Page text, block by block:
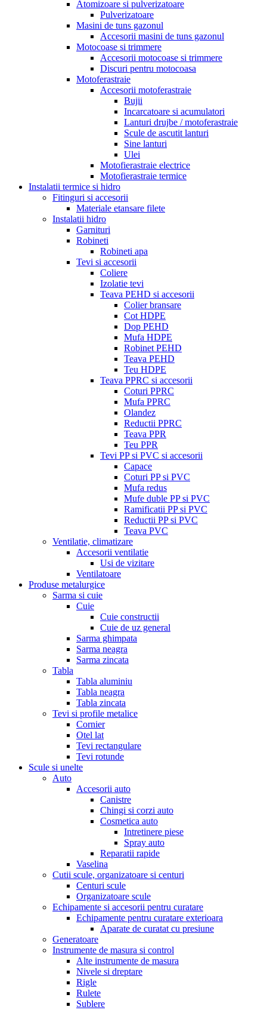
Atomizoare si pulverizatoare
Pulverizatoare
Masini de tuns gazonul
Accesorii masini de tuns gazonul
Motocoase si trimmere
Accesorii motocoase si trimmere
Discuri pentru motocoasa
Motoferastraie
Accesorii motoferastraie
Bujii
Incarcatoare si acumulatori
Lanturi drujbe / motoferastraie
Scule de ascutit lanturi
Sine lanturi
Ulei
Motofierastraie electrice
Motofierastraie termice
Instalatii termice si hidro
Fitinguri si accesorii
Materiale etansare filete
Instalatii hidro
Garnituri
Robineti
Robineti apa
Tevi si accesorii
Coliere
Izolatie tevi
Teava PEHD si accesorii
Colier bransare
Cot HDPE
Dop PEHD
Mufa HDPE
Robinet PEHD
Teava PEHD
Teu HDPE
Teava PPRC si accesorii
Coturi PPRC
Mufa PPRC
Olandez
Reductii PPRC
Teava PPR
Teu PPR
Tevi PP si PVC si accesorii
Capace
Coturi PP si PVC
Mufa redus
Mufe duble PP si PVC
Ramificatii PP si PVC
Reductii PP si PVC
Teava PVC
Ventilatie, climatizare
Accesorii ventilatie
Usi de vizitare
Ventilatoare
Produse metalurgice
Sarma si cuie
Cuie
Cuie constructii
Cuie de uz general
Sarma ghimpata
Sarma neagra
Sarma zincata
Tabla
Tabla aluminiu
Tabla neagra
Tabla zincata
Tevi si profile metalice
Cornier
Otel lat
Tevi rectangulare
Tevi rotunde
Scule si unelte
Auto
Accesorii auto
Canistre
Chingi si corzi auto
Cosmetica auto
Intretinere piese
Spray auto
Reparatii rapide
Vaselina
Cutii scule, organizatoare si centuri
Centuri scule
Organizatoare scule
Echipamente si accesorii pentru curatare
Echipamente pentru curatare exterioara
Aparate de curatat cu presiune
Generatoare
Instrumente de masura si control
Alte instrumente de masura
Nivele si dreptare
Rigle
Rulete
Sublere